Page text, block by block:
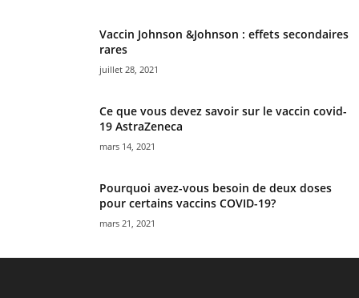
Vaccin Johnson &Johnson : effets secondaires
rares
juillet 28, 2021
Ce que vous devez savoir sur le vaccin covid-
19 AstraZeneca
mars 14, 2021
Pourquoi avez-vous besoin de deux doses
pour certains vaccins COVID-19?
mars 21, 2021